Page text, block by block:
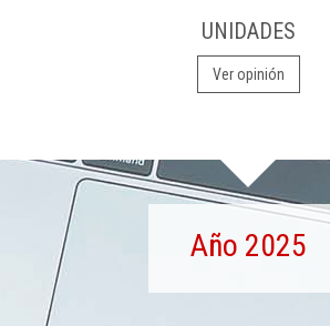
UNIDADES
Ver opinión
Año 2025